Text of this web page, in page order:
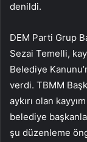
denildi.
DEM Parti Grup
Sezai Temelli,
Belediye
verdi. TBMM
aykırı olan
belediye
şu düzenleme